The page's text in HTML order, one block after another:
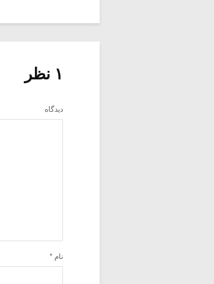
۱ نظر
دیدگاه
نام *